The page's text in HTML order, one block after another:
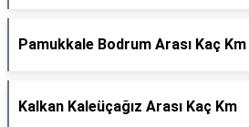
Pamukkale Bodrum Arası Kaç Km
Kalkan Kaleüçağız Arası Kaç Km